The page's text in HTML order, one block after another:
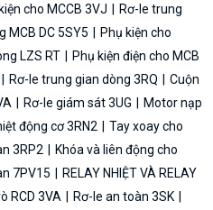
cho MCCB 3VJ
Rơ-le trung
MCB DC 5SY5
Phụ kiện cho
LZS RT
Phụ kiện điện cho MCB
Rơ-le trung gian dòng 3RQ
Cuộn
Rơ-le giám sát 3UG
Motor nạp
động cơ 3RN2
Tay xoay cho
3RP2
Khóa và liên động cho
7PV15
RELAY NHIỆT VÀ RELAY
RCD 3VA
Rơ-le an toàn 3SK